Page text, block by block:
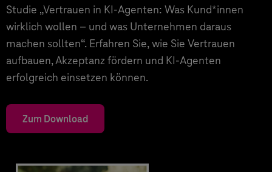
Studie „Vertrauen in KI-Agenten: Was Kund*innen
wirklich wollen – und was Unternehmen daraus
machen sollten“. Erfahren Sie, wie Sie Vertrauen
aufbauen, Akzeptanz fördern und KI-Agenten
erfolgreich einsetzen können.
Zum Download